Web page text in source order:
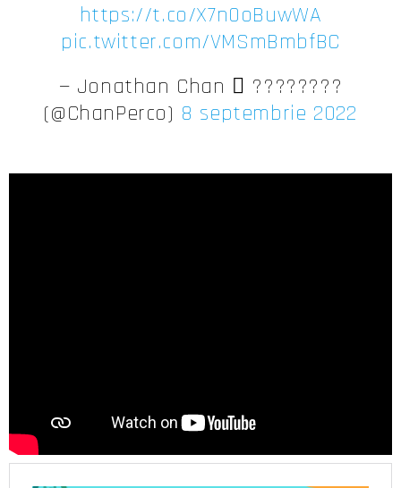
https://t.co/X7n0oBuwWA
pic.twitter.com/VMSmBmbfBC
— Jonathan Chan  ????????
(@ChanPerco) 8 septembrie 2022